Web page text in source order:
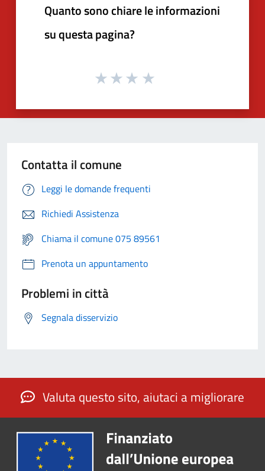
Quanto sono chiare le informazioni
su questa pagina?
Contatta il comune
Leggi le domande frequenti
Richiedi Assistenza
Chiama il comune 075 89561
Prenota un appuntamento
Problemi in città
Segnala disservizio
Valuta questo sito, aiutaci a migliorare